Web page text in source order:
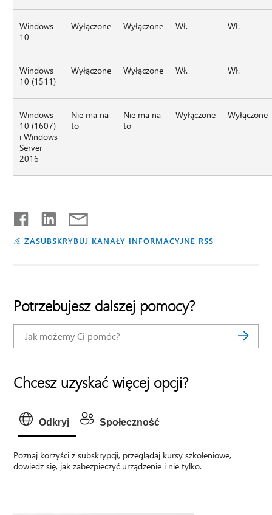
Windows
10
Wyłączone Wyłączone Wł. Wł.
Windows
10 (1511)
Wyłączone Wyłączone Wł. Wł.
Windows
10 (1607)
i Windows
Server
2016
Nie ma na
to
Nie ma na
to
Wyłączone Wyłączone
ZASUBSKRYBUJ KANAŁY INFORMACYJNE RSS
Potrzebujesz dalszej pomocy?
Chcesz uzyskać więcej opcji?
Odkryj Społeczność
Poznaj korzyści z subskrypcji, przeglądaj kursy szkoleniowe,
dowiedz się, jak zabezpieczyć urządzenie i nie tylko.